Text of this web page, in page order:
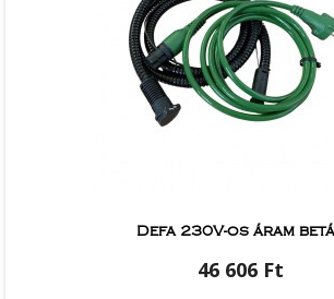
Defa 230V-os áram
46 606 Ft